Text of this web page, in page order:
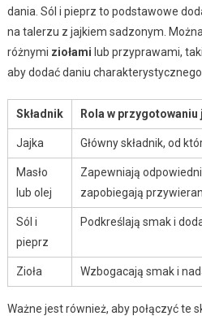
dania. Sól i pieprz to podstawowe
na talerzu z jajkiem sadzonym.
różnymi ziołami lub przyprawami,
aby dodać daniu charakterystycznego
Składnik Rola w przygotowaniu
Jajka Główny składnik, od
Masło
lub olej
Zapewniają
zapobiegają
Sól i
pieprz
Podkreślają smak i
Zioła Wzbogacają smak i
Ważne jest również, aby połączyć te